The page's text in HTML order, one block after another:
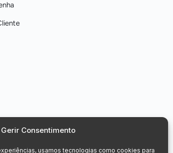
Gerir Consentimento
usamos tecnologias como cookies para